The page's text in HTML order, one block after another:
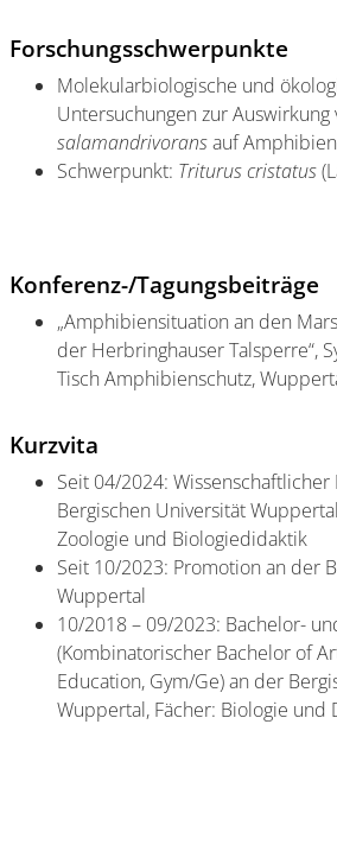
Forschungsschwerpunkte
Molekularbiologische und
Untersuchungen zur Auswirkung
salamandrivoransauf
Schwerpunkt: Triturus cristatus
Konferenz-/Tagungsbeiträge
„Amphibiensituation an den
der Herbringhauser Talsperre“,
Tisch Amphibienschutz,
Kurzvita
Seit 04/2024:
Bergischen Universität
Zoologie und Biologiedidaktik
Seit 10/2023: Promotion an der
Wuppertal
10/2018 – 09/2023: Bachelor-
(Kombinatorischer Bachelor of
Education, Gym/Ge) an der
Wuppertal, Fächer: Biologie und